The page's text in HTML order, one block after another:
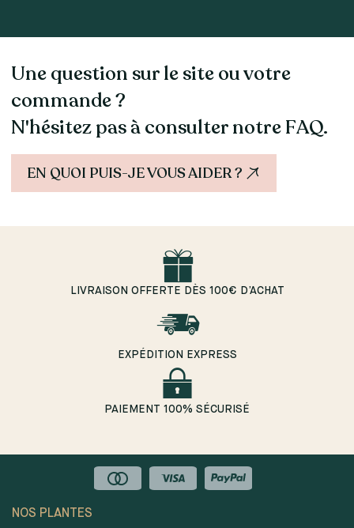
Une question sur le site ou votre
commande ?
N'hésitez pas à consulter notre FAQ.
EN QUOI PUIS-JE VOUS AIDER ?
LIVRAISON OFFERTE DÈS 100€ D’ACHAT
EXPÉDITION EXPRESS
PAIEMENT 100% SÉCURISÉ
NOS PLANTES